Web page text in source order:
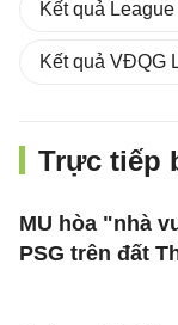
Kết quả
Kết quả VĐQG
Trực tiếp
MU hòa "nhà
PSG trên đất